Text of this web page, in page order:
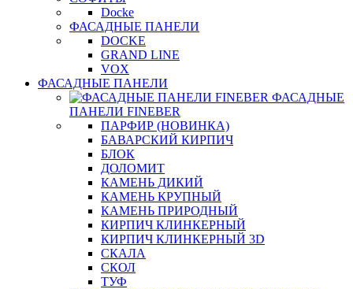
Docke
ФАСАДНЫЕ ПАНЕЛИ
DOCKE
GRAND LINE
VOX
ФАСАДНЫЕ ПАНЕЛИ
ФАСАДНЫЕ
ПАНЕЛИ FINEBER
ПАРФИР (НОВИНКА)
БАВАРСКИЙ КИРПИЧ
БЛОК
ДОЛОМИТ
КАМЕНЬ ДИКИЙ
КАМЕНЬ КРУПНЫЙ
КАМЕНЬ ПРИРОДНЫЙ
КИРПИЧ КЛИНКЕРНЫЙ
КИРПИЧ КЛИНКЕРНЫЙ 3D
СКАЛА
СКОЛ
ТУФ